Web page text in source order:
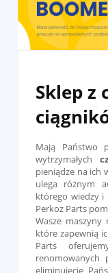
Sklep z
Mają Państwo
wytrzymałych
pieniądze na ich
ulega różnym
którego wiedzy i
Perkoz Parts
Wasze maszyny
które zapewnią
Parts
renomowanych